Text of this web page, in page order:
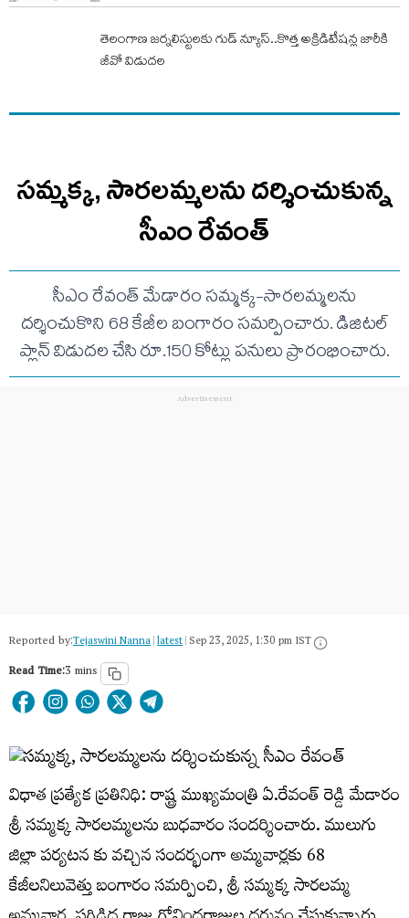
తెలంగాణ జర్నలిస్టులకు గుడ్ న్యూస్..కొత్త అక్రిడిటేషన్ల జారీకి
జీవో విడుదల
సమ్మక్క, సారలమ్మలను దర్శించుకున్న
సీఎం రేవంత్
సీఎం రేవంత్ మేడారం సమ్మక్క-సారలమ్మలను
దర్శించుకొని 68 కేజీల బంగారం సమర్పించారు. డిజిటల్
ప్లాన్ విడుదల చేసి రూ.150 కోట్లు పనులు ప్రారంభించారు.
Reported by:Tejaswini Nanna|latest|Sep 23, 2025, 1:30 pm IST
Read Time:3 mins
విధాత ప్రత్యేక ప్రతినిధి: రాష్ట్ర ముఖ్యమంత్రి ఏ.రేవంత్ రెడ్డి మేడారం
శ్రీ సమ్మక్క సారలమ్మలను బుధవారం సందర్శించారు. ములుగు
జిల్లా పర్యటన కు వచ్చిన సందర్భంగా అమ్మవార్లకు 68
కేజీలనిలువెత్తు బంగారం సమర్పించి, శ్రీ సమ్మక్క సారలమ్మ